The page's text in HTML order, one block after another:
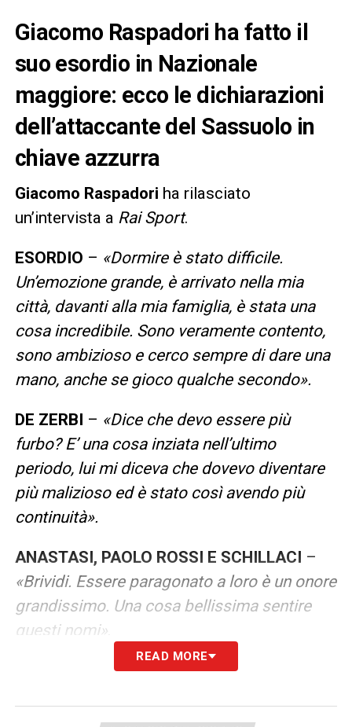
Giacomo Raspadori ha fatto il
suo esordio in Nazionale
maggiore: ecco le dichiarazioni
dell’attaccante del Sassuolo in
chiave azzurra
Giacomo Raspadori ha rilasciato
un’intervista a Rai Sport.
ESORDIO – «Dormire è stato difficile.
Un’emozione grande, è arrivato nella mia
città, davanti alla mia famiglia, è stata una
cosa incredibile. Sono veramente contento,
sono ambizioso e cerco sempre di dare una
mano, anche se gioco qualche secondo».
DE ZERBI – «Dice che devo essere più
furbo? E’ una cosa inziata nell’ultimo
periodo, lui mi diceva che dovevo diventare
più malizioso ed è stato così avendo più
continuità».
ANASTASI, PAOLO ROSSI E SCHILLACI –
«Brividi. Essere paragonato a loro è un onore
grandissimo. Una cosa bellissima sentire
questi nomi».
«Era una delle prime volte che
sono anche abbastanza timido e riservato,
READ MORE